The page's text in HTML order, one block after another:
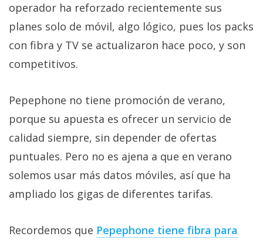
operador ha reforzado recientemente sus
planes solo de móvil, algo lógico, pues los packs
con fibra y TV se actualizaron hace poco, y son
competitivos.
Pepephone no tiene promoción de verano,
porque su apuesta es ofrecer un servicio de
calidad siempre, sin depender de ofertas
puntuales. Pero no es ajena a que en verano
solemos usar más datos móviles, así que ha
ampliado los gigas de diferentes tarifas.
Recordemos que Pepephone tiene fibra para